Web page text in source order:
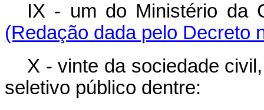
IX - um do Ministério da
(Redação dada pelo Decreto
X - vinte da sociedade
seletivo público dentre: